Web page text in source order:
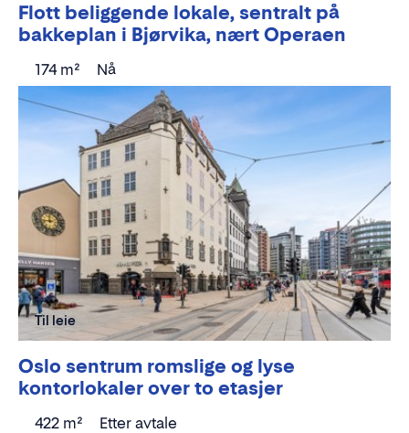
Flott beliggende lokale, sentralt på
bakkeplan i Bjørvika, nært Operaen
174 m² Nå
Oslo sentrum romslige og lyse
kontorlokaler over to etasjer
422 m² Etter avtale
Til leie